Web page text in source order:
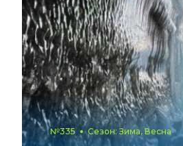
№335 Сезон: Зима, Весна